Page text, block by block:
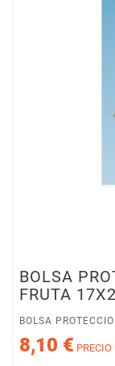
BOLSA
FRUTA
BOLSA
8,10 €